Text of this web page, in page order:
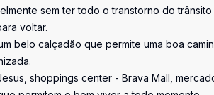
sem ter todo o transtorno do
voltar.
belo calçadão que permite uma boa
shoppings center - Brava Mall,